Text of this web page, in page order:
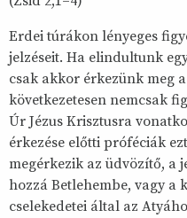
Erdei túrákon lényeges
jelzéseit. Ha elindultunk
csak akkor érkezünk meg
következetesen nemcsak
Úr Jézus Krisztusra
érkezése előtti próféciák
megérkezik az üdvözítő, a
hozzá Betlehembe, vagy a
cselekedetei által az